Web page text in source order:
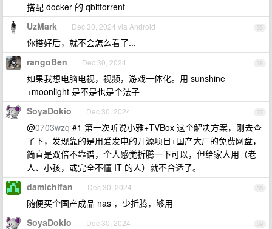
搭配 docker 的 qbittorrent
35
UzMark Dec 30, 2024 via Android
你搭好后，就不会怎么看了...
36
rangoBen Dec 30, 2024
如果我想电脑电视，视频，游戏一体化。用 sunshine
+moonlight 是不是也是个法子
37
SoyaDokio Dec 30, 2024
@0703wzq #1 第一次听说小雅+TVBox 这个解决方案，刚去查
了下，发现靠的是用爱发电的开源项目+国产大厂的免费网盘，
简直是双倍不靠谱，个人感觉折腾一下可以，但给家人用（老
人、小孩，或完全不懂 IT 的人）就不合适了。
38
damichifan Dec 30, 2024
随便买个国产成品 nas ，少折腾，够用
39
SoyaDokio Dec 30, 2024